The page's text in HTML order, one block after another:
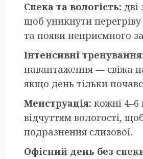
Спека та вологість: дві
щоб уникнути
та появи неприємного
Інтенсивні
навантаження — свіжа
якщо день тільки
Менструація: кожні 4–6
відчуттям вологості,
подразнення слизової.
Офісний день без